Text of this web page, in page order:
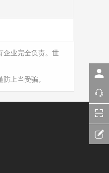
企业完全负责。世
上当受骗。